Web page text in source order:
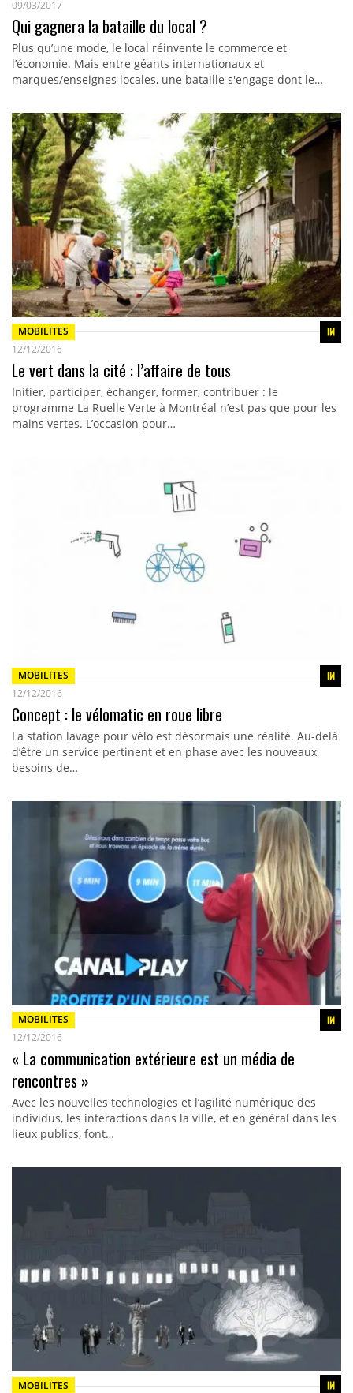
09/03/2017
Qui gagnera la bataille du local ?
Plus qu’une mode, le local réinvente le commerce et
l’économie. Mais entre géants internationaux et
marques/enseignes locales, une bataille s'engage dont le…
MOBILITES
12/12/2016
Le vert dans la cité : l’affaire de tous
Initier, participer, échanger, former, contribuer : le
programme La Ruelle Verte à Montréal n’est pas que pour les
mains vertes. L’occasion pour…
MOBILITES
12/12/2016
Concept : le vélomatic en roue libre
La station lavage pour vélo est désormais une réalité. Au-delà
d’être un service pertinent et en phase avec les nouveaux
besoins de…
MOBILITES
12/12/2016
« La communication extérieure est un média de
rencontres »
Avec les nouvelles technologies et l’agilité numérique des
individus, les interactions dans la ville, et en général dans les
lieux publics, font…
MOBILITES